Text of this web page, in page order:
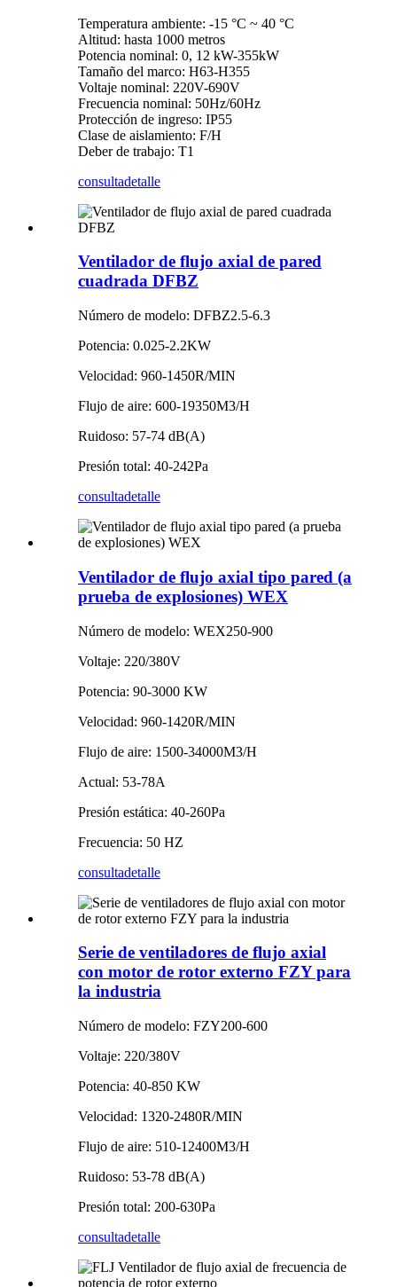
Temperatura ambiente: -15 °C ~ 40 °C
Altitud: hasta 1000 metros
Potencia nominal: 0, 12 kW-355kW
Tamaño del marco: H63-H355
Voltaje nominal: 220V-690V
Frecuencia nominal: 50Hz/60Hz
Protección de ingreso: IP55
Clase de aislamiento: F/H
Deber de trabajo: T1
consultadetalle
Ventilador de flujo axial de pared
cuadrada DFBZ
Número de modelo: DFBZ2.5-6.3
Potencia: 0.025-2.2KW
Velocidad: 960-1450R/MIN
Flujo de aire: 600-19350M3/H
Ruidoso: 57-74 dB(A)
Presión total: 40-242Pa
consultadetalle
Ventilador de flujo axial tipo pared (a
prueba de explosiones) WEX
Número de modelo: WEX250-900
Voltaje: 220/380V
Potencia: 90-3000 KW
Velocidad: 960-1420R/MIN
Flujo de aire: 1500-34000M3/H
Actual: 53-78A
Presión estática: 40-260Pa
Frecuencia: 50 HZ
consultadetalle
Serie de ventiladores de flujo axial
con motor de rotor externo FZY para
la industria
Número de modelo: FZY200-600
Voltaje: 220/380V
Potencia: 40-850 KW
Velocidad: 1320-2480R/MIN
Flujo de aire: 510-12400M3/H
Ruidoso: 53-78 dB(A)
Presión total: 200-630Pa
consultadetalle